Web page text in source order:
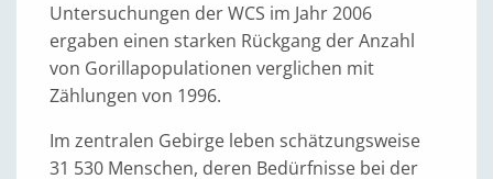
Untersuchungen der WCS im Jahr 2006
ergaben einen starken Rückgang der Anzahl
von Gorillapopulationen verglichen mit
Zählungen von 1996.
Im zentralen Gebirge leben schätzungsweise
31 530 Menschen, deren Bedürfnisse bei der